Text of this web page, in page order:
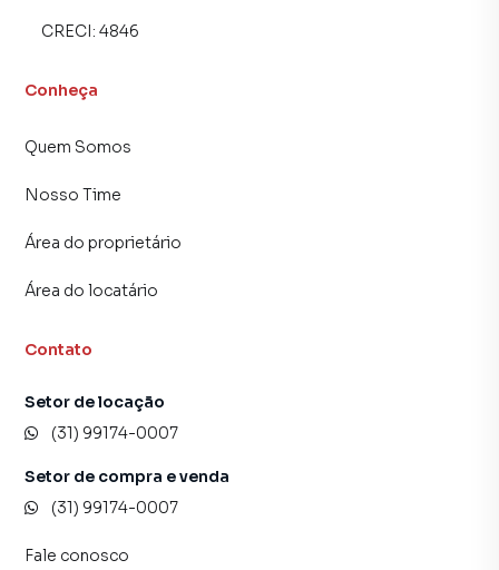
CRECI: 4846
Conheça
Quem Somos
Nosso Time
Área do proprietário
Área do locatário
Contato
Setor de locação
(31) 99174-0007
Setor de compra e venda
(31) 99174-0007
Fale conosco